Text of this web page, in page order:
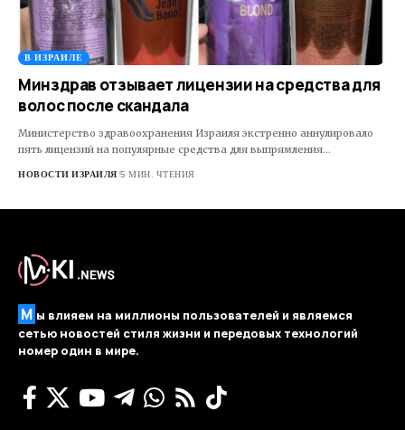
В ИЗРАИЛЕ
Минздрав отзывает лицензии на средства для
волос после скандала
Министерство здравоохранения Израиля экстренно аннулировало
пять лицензий на популярные средства для выпрямления…
НОВОСТИ ИЗРАИЛЯ 5 МИН. ЧТЕНИЯ
М ы влияем на миллионы пользователей и являемся
сетью новостей стиля жизни и передовых технологий
номер один в мире.